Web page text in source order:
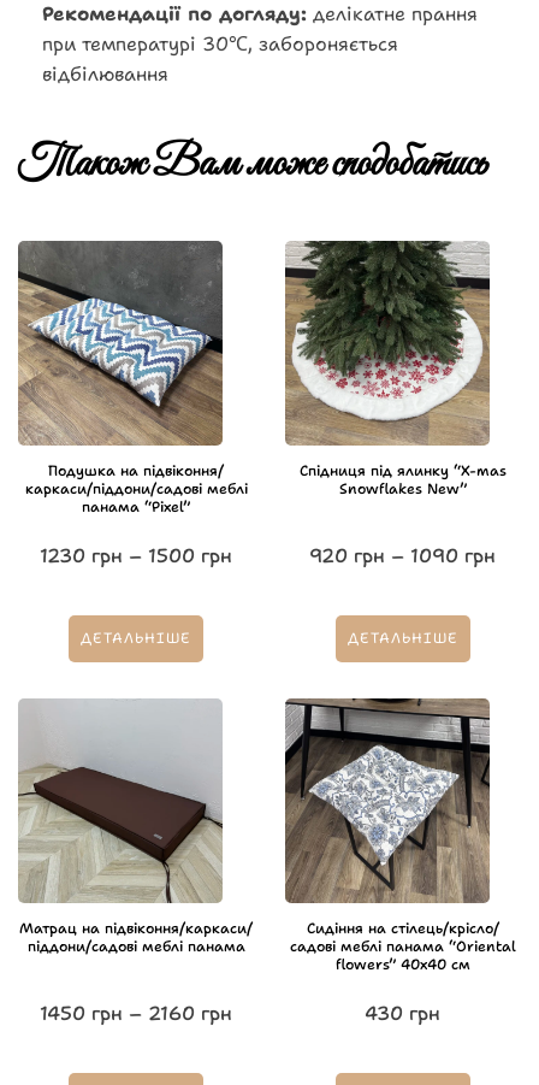
Рекомендації по догляду: делікатне прання
при температурі 30℃, забороняється
відбілювання
Також Вам може сподобатись
Подушка на підвіконня/
каркаси/піддони/садові меблі
панама “Pixel”
1230 грн – 1500 грн
ДЕТАЛЬНІШЕ
Спідниця під ялинку “X-mas
Snowflakes New”
920 грн – 1090 грн
ДЕТАЛЬНІШЕ
Матрац на підвіконня/каркаси/
піддони/садові меблі панама
1450 грн – 2160 грн
Сидіння на стілець/крісло/
садові меблі панама “Oriental
flowers” 40х40 см
430 грн